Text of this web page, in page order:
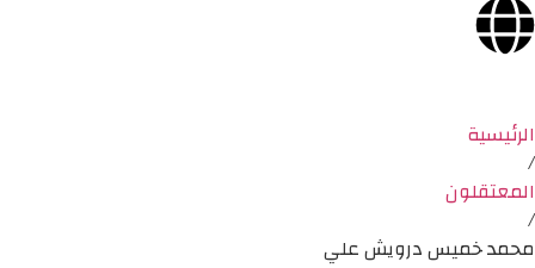
الرئيسية
/
المعتقلون
/
محمد خميس درويش علي